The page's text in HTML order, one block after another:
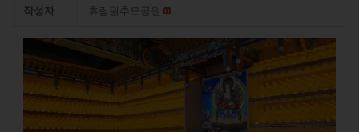
작성자 휴림원추모공원